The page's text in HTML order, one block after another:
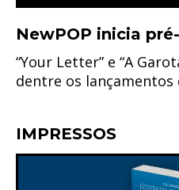
NewPOP inicia
“Your Letter” e “A
dentre os lançamentos
IMPRESSOS